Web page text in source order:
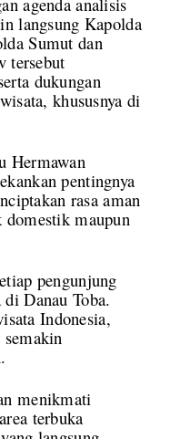
langsung Kapolda
Sumut dan
tersebut
dukungan
khususnya di
Hermawan
pentingnya
rasa aman
domestik maupun
pengunjung
di Danau Toba.
Indonesia,
menikmati
terbuka